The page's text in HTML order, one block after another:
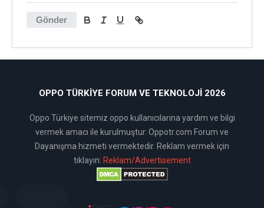
Gönder
OPPO TÜRKIYE FORUM VE TEKNOLOJI 2026
Oppo Türkiye sitemiz oppo kullanıcılarına yardım ve bilgi
vermek amacı ile kurulmuştur. Oppotr.com Forum ve
Dayanışma hizmeti vermektedir. Reklam vermek için
tıklayın: Reklam/Advertisement